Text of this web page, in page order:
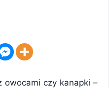
owocami czy kanapki –